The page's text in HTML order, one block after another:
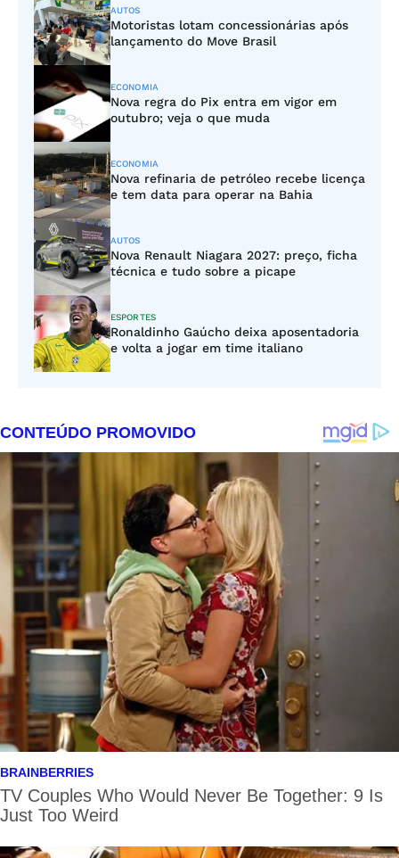
AUTOS
Motoristas lotam concessionárias após
lançamento do Move Brasil
ECONOMIA
Nova regra do Pix entra em vigor em
outubro; veja o que muda
ECONOMIA
Nova refinaria de petróleo recebe licença
e tem data para operar na Bahia
AUTOS
Nova Renault Niagara 2027: preço, ficha
técnica e tudo sobre a picape
ESPORTES
Ronaldinho Gaúcho deixa aposentadoria
e volta a jogar em time italiano